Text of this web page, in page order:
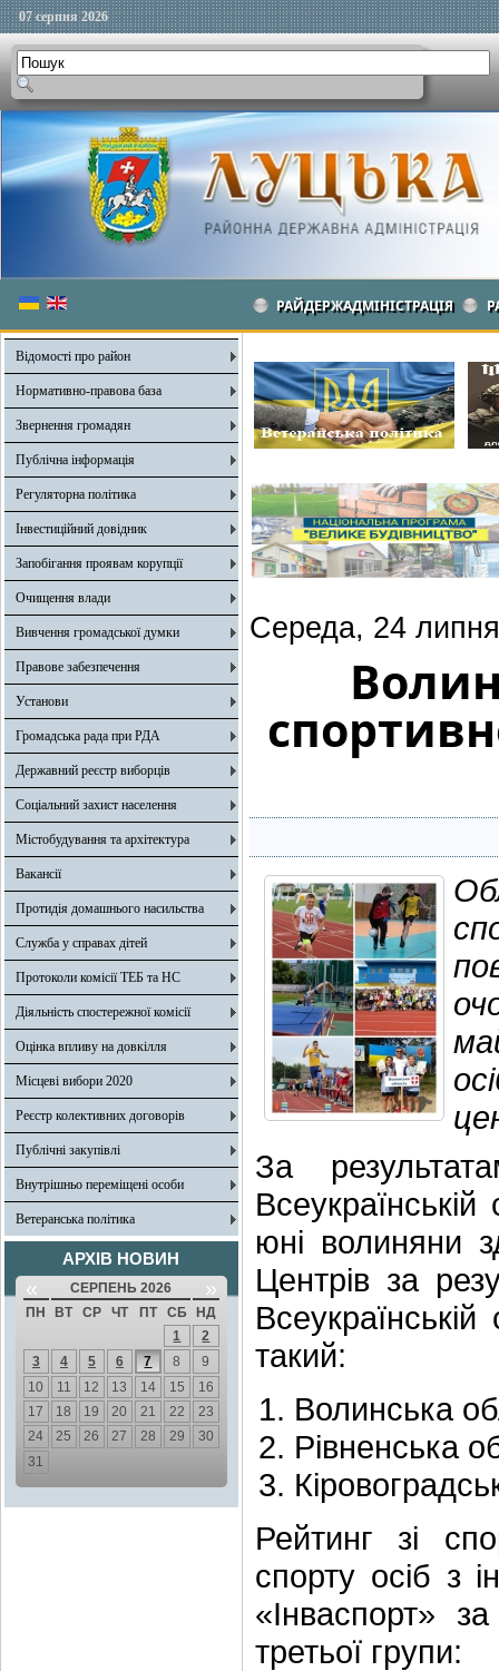
07 серпня 2026
РАЙДЕРЖАДМІНІСТРАЦІЯ
Відомості про район
Нормативно-правова база
Звернення громадян
Публічна інформація
Регуляторна політика
Інвестиційний довідник
Запобігання проявам корупції
Очищення влади
Вивчення громадської думки
Правове забезпечення
Установи
Громадська рада при РДА
Державний реєстр виборців
Соціальний захист населення
Містобудування та архітектура
Вакансії
Протидія домашнього насильства
Служба у справах дітей
Протоколи комісії ТЕБ та НС
Діяльність спостережної комісії
Оцінка впливу на довкілля
Місцеві вибори 2020
Реєстр колективних договорів
Публічні закупівлі
Внутрішньо переміщені особи
Ветеранська політика
АРХІВ НОВИН
« СЕРПЕНЬ 2026 »
ПН ВТ СР ЧТ ПТ СБ
НД
1
2
3
4 5 6 7 8
9
10
11 12 13 14 15
16
17
18 19 20 21 22
23
24
25 26 27 28 29
30
31
Середа, 24
За
юні волиняни
Центрів за
такий:
Волинська
Рівненська
Рейтинг зі
спорту осіб з
«Інваспорт»
третьої групи: